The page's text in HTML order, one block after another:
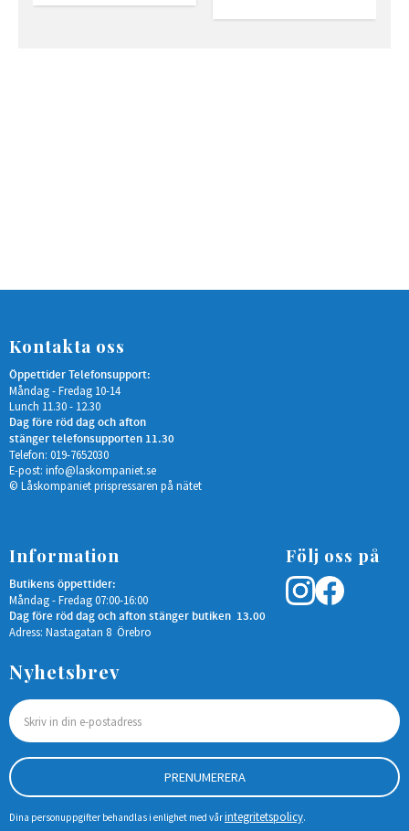
Kontakta oss
Öppettider Telefonsupport:
Måndag - Fredag 10-14
Lunch 11.30 - 12.30
Dag före röd dag och afton
stänger telefonsupporten 11.30
Telefon: 019-7652030
E-post: info@laskompaniet.se
© Låskompaniet prispressaren på nätet
Information
Butikens öppettider:
Måndag - Fredag 07:00-16:00
Dag före röd dag och afton stänger butiken 13.00
Adress: Nastagatan 8 Örebro
Följ oss på
Nyhetsbrev
PRENUMERERA
Dina personuppgifter behandlas i enlighet med vårintegritetspolicy.